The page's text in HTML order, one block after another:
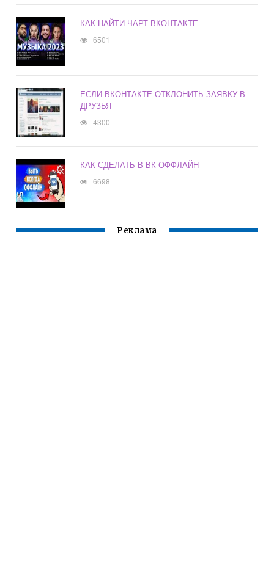
КАК НАЙТИ ЧАРТ ВКОНТАКТЕ
6501
ЕСЛИ ВКОНТАКТЕ ОТКЛОНИТЬ ЗАЯВКУ В
ДРУЗЬЯ
4300
КАК СДЕЛАТЬ В ВК ОФФЛАЙН
6698
Реклама